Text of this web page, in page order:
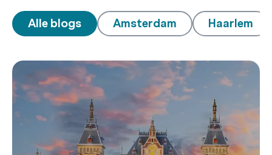
Alle blogs Amsterdam Haarlem